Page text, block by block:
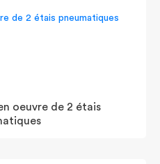
oeuvre de 2 étais